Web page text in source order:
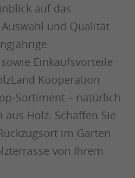
auf das
und Qualität
Einkaufsvorteile
Kooperation
Sortiment – natürlich
Holz. Schaffen Sie
im Garten
von Ihrem